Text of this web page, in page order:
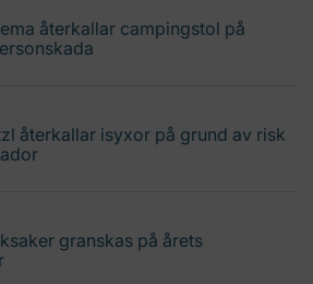
återkallar campingstol på
återkallar isyxor på grund av risk
granskas på årets